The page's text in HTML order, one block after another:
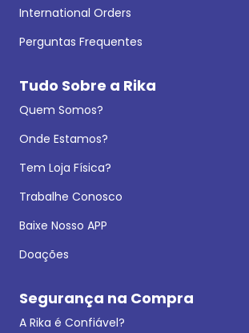
International Orders
Perguntas Frequentes
Tudo Sobre a Rika
Quem Somos?
Onde Estamos?
Tem Loja Física?
Trabalhe Conosco
Baixe Nosso APP
Doações
Segurança na Compra
A Rika é Confiável?